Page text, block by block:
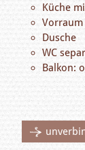
Küche
Vorraum
Dusche
WC
Balkon: